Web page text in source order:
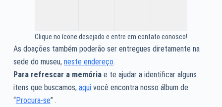
Clique no ícone desejado e entre em contato conosco!
As doações também poderão ser entregues diretamente na
sede do museu, neste endereço.
Para refrescar a memóriae te ajudar a identificar alguns
itens que buscamos, aquivocê encontra nosso álbum de
“Procura-se” .